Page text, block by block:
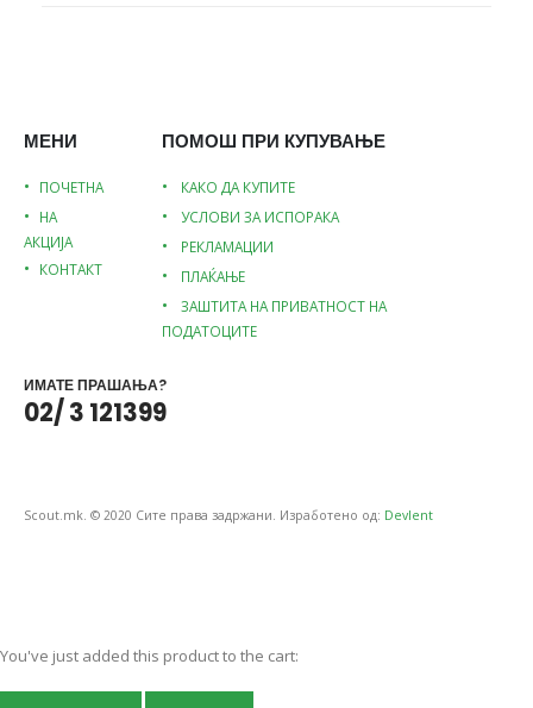
МЕНИ
ПОЧЕТНА
НА
АКЦИЈА
КОНТАКТ
ПОМОШ ПРИ КУПУВАЊЕ
КАКО ДА КУПИТЕ
УСЛОВИ ЗА ИСПОРАКА
РЕКЛАМАЦИИ
ПЛАЌАЊЕ
ЗАШТИТА НА ПРИВАТНОСТ НА
ПОДАТОЦИТЕ
ИМАТЕ ПРАШАЊА?
02/ 3 121399
Scout.mk. © 2020 Сите права задржани. Изработено од: Devlent
You've just added this product to the cart: